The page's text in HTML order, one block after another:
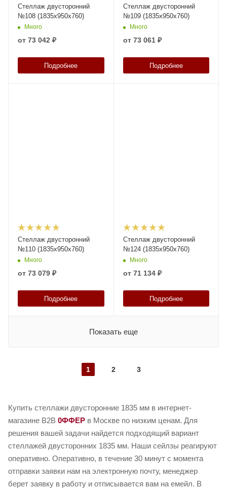
Стеллаж двусторонний
№108 (1835х950х760)
Много
от 73 042 ₽
Подробнее
Стеллаж двусторонний
№109 (1835х950х760)
Много
от 73 061 ₽
Подробнее
Стеллаж двусторонний
№110 (1835х950х760)
Много
от 73 079 ₽
Подробнее
Стеллаж двусторонний
№124 (1835х950х760)
Много
от 71 134 ₽
Подробнее
Показать еще
1 2 3
Купить стеллажи двусторонние 1835 мм в интернет-
магазине B2B 0ФФЕР в Москве по низким ценам. Для
решения вашей задачи найдется подходящий вариант
стеллажей двусторонних 1835 мм. Наши сейлзы реагируют
оперативно. Оперативно, в течение 30 минут с момента
отправки заявки нам на электронную почту, менеджер
берет заявку в работу и отписывается вам на емейл. В